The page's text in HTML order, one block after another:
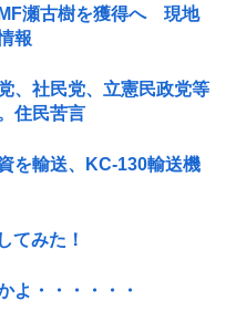
瀬古樹を獲得へ 現地
報
、社民党、立憲民政党等
住民苦言
を輸送、KC-130輸送機
てみた！
よ・・・・・・